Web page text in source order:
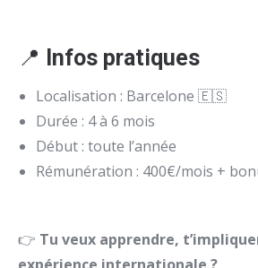
📍 Infos pratiques
Localisation : Barcelone 🇪🇸
Durée : 4 à 6 mois
Début : toute l’année
Rémunération : 400€/mois +
👉 Tu veux apprendre,